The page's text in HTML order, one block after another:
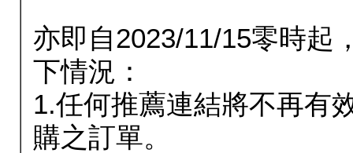
亦即自2023/11/15零時起
下情況：
1.任何推薦連結將不再有
購之訂單。